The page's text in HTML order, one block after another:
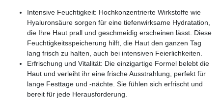
Intensive Feuchtigkeit: Hochkonzentrierte Wirkstoffe wie
Hyaluronsäure sorgen für eine tiefenwirksame Hydratation,
die Ihre Haut prall und geschmeidig erscheinen lässt. Diese
Feuchtigkeitsspeicherung hilft, die Haut den ganzen Tag
lang frisch zu halten, auch bei intensiven Feierlichkeiten.
Erfrischung und Vitalität: Die einzigartige Formel belebt die
Haut und verleiht ihr eine frische Ausstrahlung, perfekt für
lange Festtage und -nächte. Sie fühlen sich erfrischt und
bereit für jede Herausforderung.